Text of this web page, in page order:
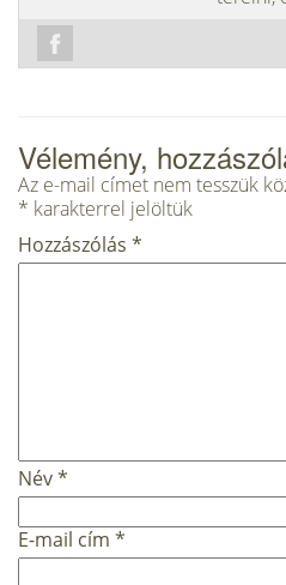
Vélemény,
Az e-mail címet nem tesszük
* karakterrel jelöltük
Hozzászólás *
Név*
E-mail cím *